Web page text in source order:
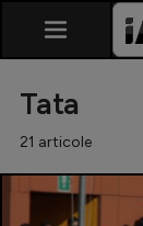
Tata
21 articole